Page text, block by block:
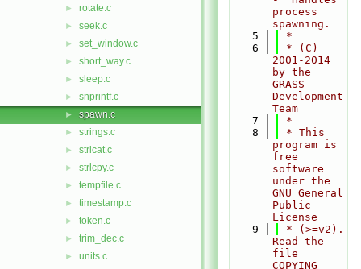
► rotate.c
► seek.c
► set_window.c
► short_way.c
► sleep.c
► snprintf.c
► spawn.c
► strings.c
► strlcat.c
► strlcpy.c
► tempfile.c
► timestamp.c
► token.c
► trim_dec.c
► units.c
process
spawning.
    5
*
    6
* (C)
2001-2014
by the
GRASS
Development
Team
    7
*
    8
* This
program is
free
software
under the
GNU General
Public
License
    9
* (>=v2).
Read the
file
COPYING